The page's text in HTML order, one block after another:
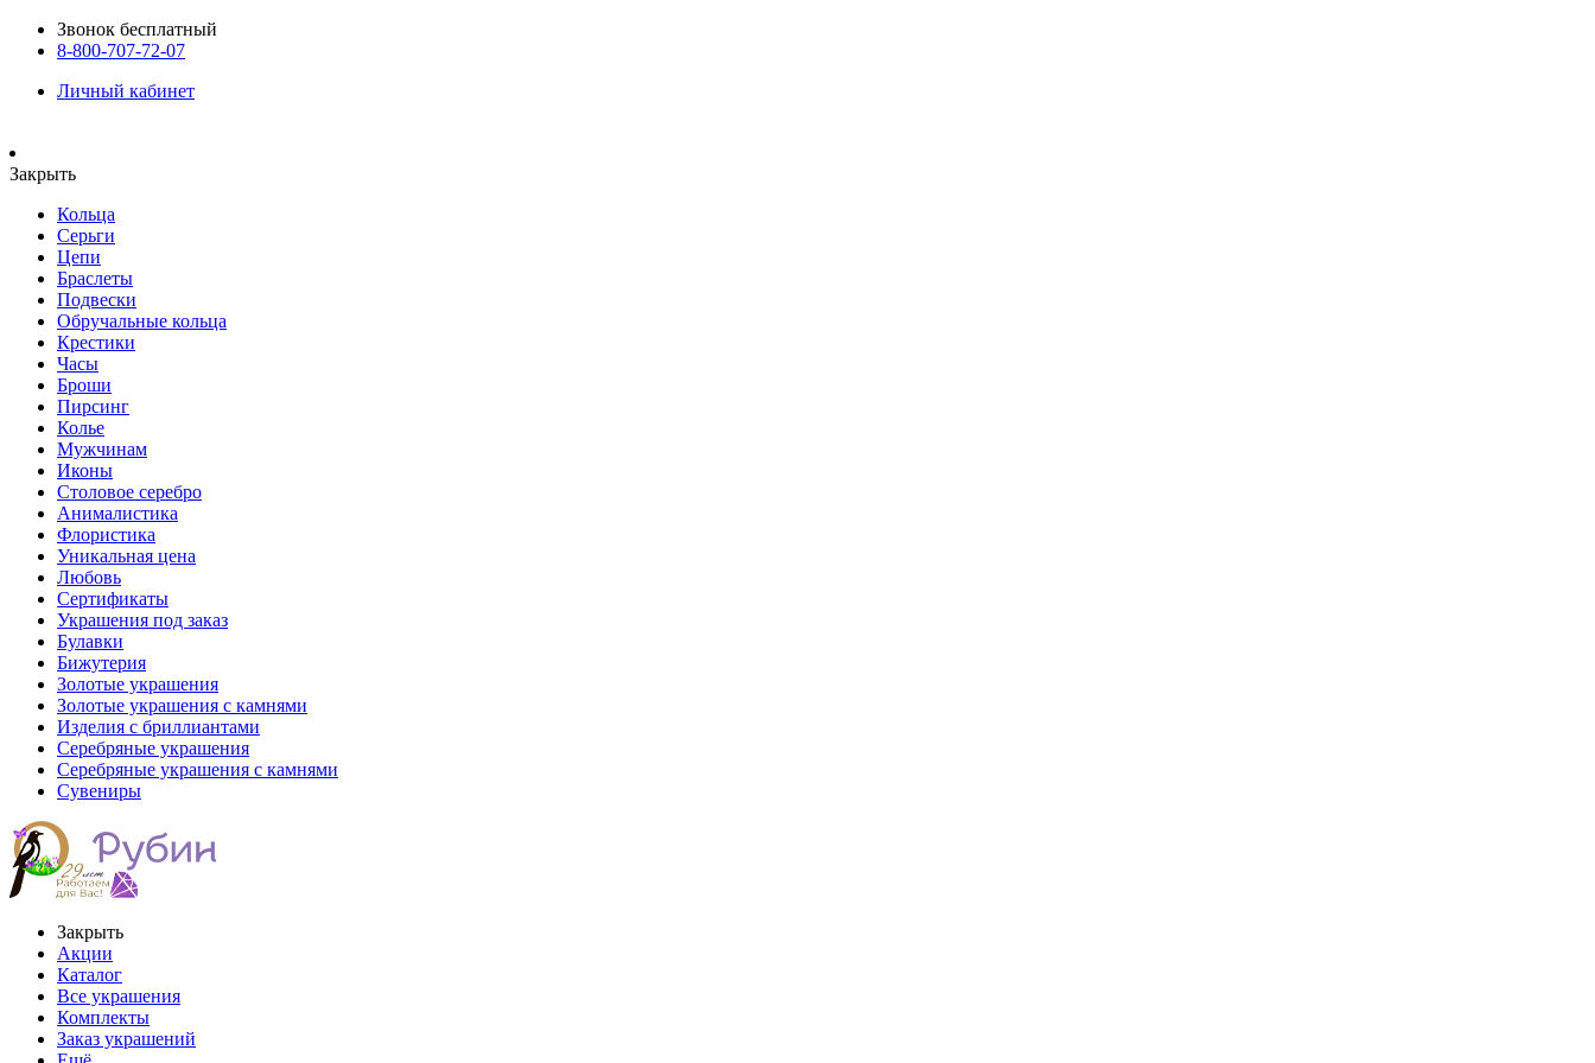
Звонок бесплатный
8-800-707-72-07
Личный кабинет
Закрыть
Кольца
Серьги
Цепи
Браслеты
Подвески
Обручальные кольца
Крестики
Часы
Броши
Пирсинг
Колье
Мужчинам
Иконы
Столовое серебро
Анималистика
Флористика
Уникальная цена
Любовь
Сертификаты
Украшения под заказ
Булавки
Бижутерия
Золотые украшения
Золотые украшения с камнями
Изделия с бриллиантами
Серебряные украшения
Серебряные украшения с камнями
Сувениры
Закрыть
Акции
Каталог
Все украшения
Комплекты
Заказ украшений